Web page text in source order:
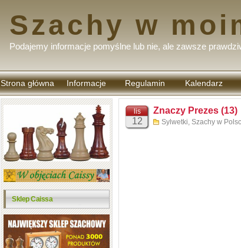
Szachy w
Podajemy informacje pomyślne lub nie, ale zawsze
Strona główna Informacje Regulamin
komentarzy
Kalendarz
Sklep Caissa
lis
12
Znaczy Prezes (13)
Sylwetki, Szachy w